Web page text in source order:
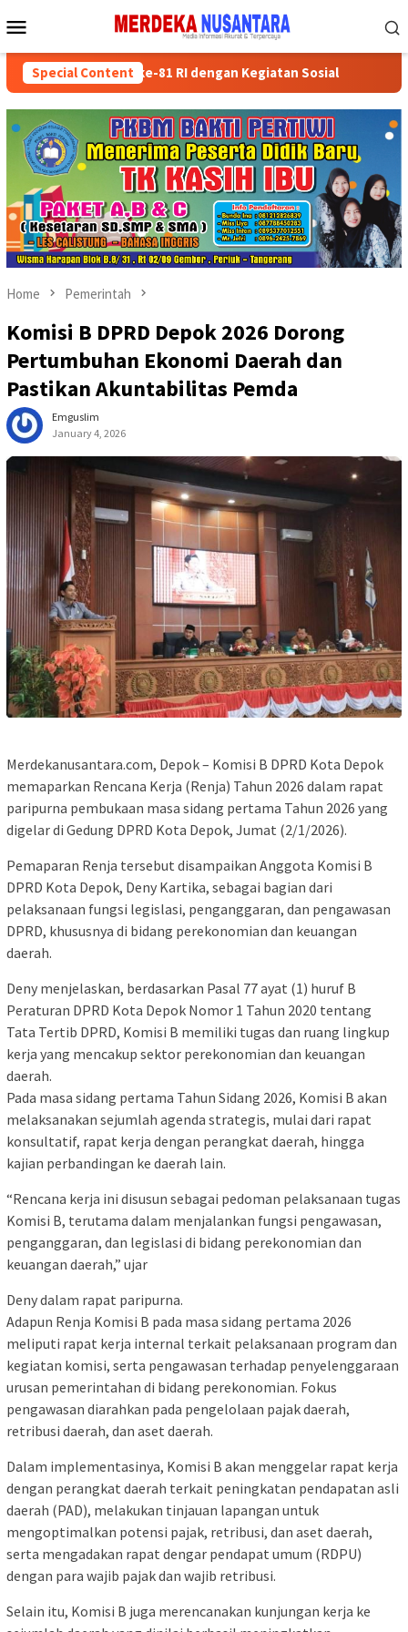
to
Menu
Special Content
HUT ke-81 RI dengan Kegiatan Sosial Partai
Home Pemerintah
Komisi B DPRD Depok 2026 Dorong
Pertumbuhan Ekonomi Daerah dan
Pastikan Akuntabilitas Pemda
Emguslim
January 4, 2026
Merdekanusantara.com, Depok – Komisi B DPRD Kota Depok
memaparkan Rencana Kerja (Renja) Tahun 2026 dalam rapat
paripurna pembukaan masa sidang pertama Tahun 2026 yang
digelar di Gedung DPRD Kota Depok, Jumat (2/1/2026).
Pemaparan Renja tersebut disampaikan Anggota Komisi B
DPRD Kota Depok, Deny Kartika, sebagai bagian dari
pelaksanaan fungsi legislasi, penganggaran, dan pengawasan
DPRD, khususnya di bidang perekonomian dan keuangan
daerah.
Deny menjelaskan, berdasarkan Pasal 77 ayat (1) huruf B
Peraturan DPRD Kota Depok Nomor 1 Tahun 2020 tentang
Tata Tertib DPRD, Komisi B memiliki tugas dan ruang lingkup
kerja yang mencakup sektor perekonomian dan keuangan
daerah.
Pada masa sidang pertama Tahun Sidang 2026, Komisi B akan
melaksanakan sejumlah agenda strategis, mulai dari rapat
konsultatif, rapat kerja dengan perangkat daerah, hingga
kajian perbandingan ke daerah lain.
“Rencana kerja ini disusun sebagai pedoman pelaksanaan tugas
Komisi B, terutama dalam menjalankan fungsi pengawasan,
penganggaran, dan legislasi di bidang perekonomian dan
keuangan daerah,” ujar
Deny dalam rapat paripurna.
Adapun Renja Komisi B pada masa sidang pertama 2026
meliputi rapat kerja internal terkait pelaksanaan program dan
kegiatan komisi, serta pengawasan terhadap penyelenggaraan
urusan pemerintahan di bidang perekonomian. Fokus
pengawasan diarahkan pada pengelolaan pajak daerah,
retribusi daerah, dan aset daerah.
Dalam implementasinya, Komisi B akan menggelar rapat kerja
dengan perangkat daerah terkait peningkatan pendapatan asli
daerah (PAD), melakukan tinjauan lapangan untuk
mengoptimalkan potensi pajak, retribusi, dan aset daerah,
serta mengadakan rapat dengar pendapat umum (RDPU)
dengan para wajib pajak dan wajib retribusi.
Selain itu, Komisi B juga merencanakan kunjungan kerja ke